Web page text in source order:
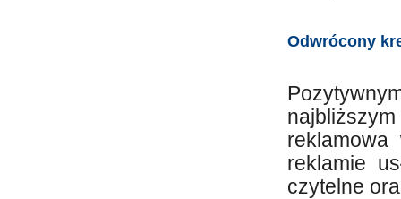
Odwrócony
reklamie
czytelne